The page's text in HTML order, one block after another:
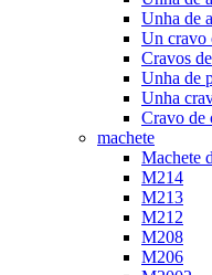
Unha de
Un cravo
Cravos
Unha de
Unha
Cravo de
machete
Machete
M214
M213
M212
M208
M206